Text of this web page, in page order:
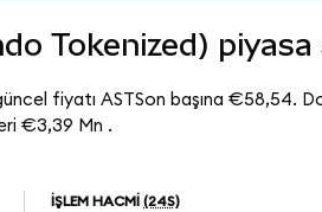
Tokenized)
fiyatı ASTSon başına €58,54.
€3,39 Mn .
İŞLEM HACMI (24S)